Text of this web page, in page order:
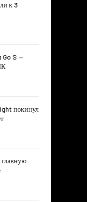
к 3
Go S —
покинул
главную